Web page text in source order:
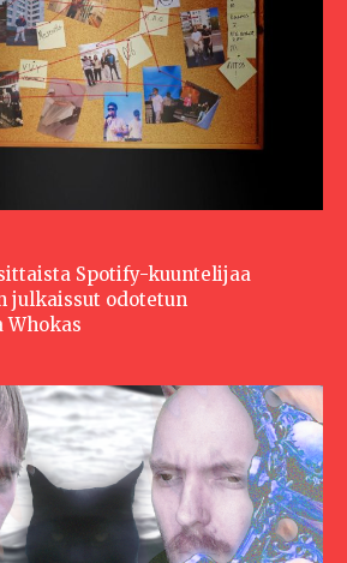
Spotify-kuuntelijaa
julkaissut odotetun
Whokas